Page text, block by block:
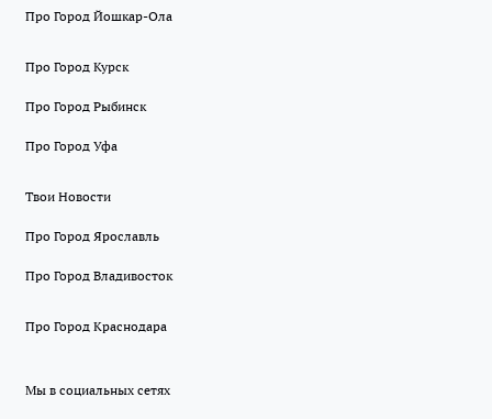
Про Город Йошкар-Ола
Про Город Курск
Про Город Рыбинск
Про Город Уфа
Твои Новости
Про Город Ярославль
Про Город Владивосток
Про Город Краснодара
Мы в социальных сетях